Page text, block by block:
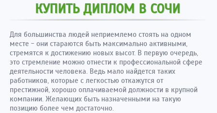
КУПИТЬ ДИПЛОМ В СОЧИ
Для большинства людей неприемлемо стоять на одном
месте - они стараются быть максимально активными,
стремятся к достижению новых высот. В первую очередь,
это стремление можно отнести к профессиональной сфере
деятельности человека. Ведь мало найдется таких
работников, которые с легкостью откажутся от
престижной, хорошо оплачиваемой должности в крупной
компании. Желающих быть назначенными на такую
позицию более чем достаточно.